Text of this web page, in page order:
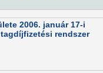
2006. január 17-i
rendszer